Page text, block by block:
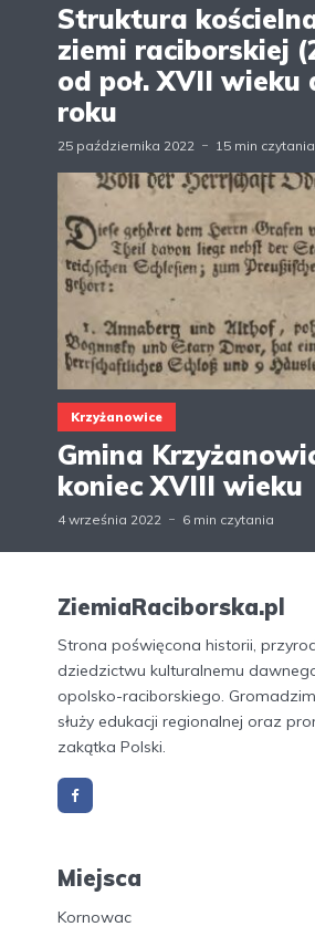
Struktura
ziemi raciborskiej
od poł. XVII wieku
roku
25 października 2022 15 min czytania
Krzyżanowice
Gmina
koniec XVIII wieku
4 września 2022 6 min czytania
ZiemiaRaciborska.pl
Strona poświęcona historii,
dziedzictwu kulturalnemu
opolsko-raciborskiego.
służy edukacji regionalnej oraz
zakątka Polski.
Miejsca
Kornowac